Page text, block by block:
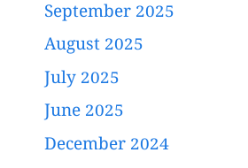
September 2025
August 2025
July 2025
June 2025
December 2024